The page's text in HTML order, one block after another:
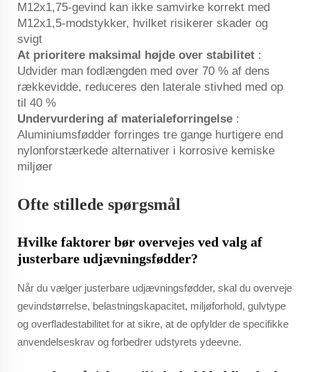
M12x1,75-gevind kan ikke samvirke korrekt med
M12x1,5-modstykker, hvilket risikerer skader og
svigt
At prioritere maksimal højde over stabilitet :
Udvider man fodlængden med over 70 % af dens
rækkevidde, reduceres den laterale stivhed med op
til 40 %
Undervurdering af materialeforringelse :
Aluminiumsfødder forringes tre gange hurtigere end
nylonforstærkede alternativer i korrosive kemiske
miljøer
Ofte stillede spørgsmål
Hvilke faktorer bør overvejes ved valg af
justerbare udjævningsfødder?
Når du vælger justerbare udjævningsfødder, skal du overveje
gevindstørrelse, belastningskapacitet, miljøforhold, gulvtype
og overfladestabilitet for at sikre, at de opfylder de specifikke
anvendelseskrav og forbedrer udstyrets ydeevne.